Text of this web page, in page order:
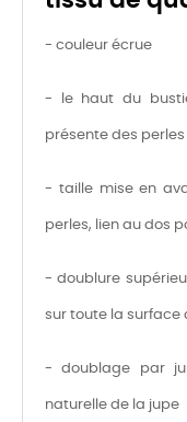
- couleur écrue
- le haut du
présente des
- taille mise en
perles, lien au dos
- doublure
sur toute la surface
- doublage par
naturelle de la jupe